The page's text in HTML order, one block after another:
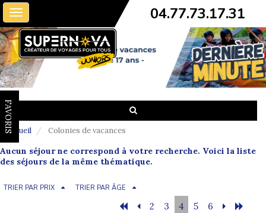
Toggle
navigation
04.77.73.17.31
FAVORIS
Accueil Colonies de vacances
Aucun séjour ne correspond à votre recherche. Voici la liste
des séjours de la même thématique.
TRIER PAR PRIX TRIER PAR ÂGE
2 3 4 5 6